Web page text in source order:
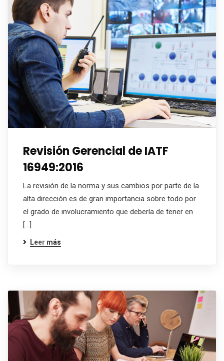
Revisión Gerencial de IATF
16949:2016
La revisión de la norma y sus cambios por parte de la
alta dirección es de gran importancia sobre todo por
el grado de involucramiento que debería de tener en
[…]
Leer más